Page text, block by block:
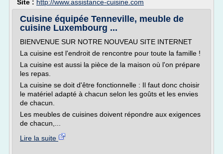
Site : http://www.assistance-cuisine.com
Cuisine équipée Tenneville, meuble de
cuisine Luxembourg ...
BIENVENUE SUR NOTRE NOUVEAU SITE INTERNET
La cuisine est l'endroit de rencontre pour toute la famille !
La cuisine est aussi la pièce de la maison où l'on prépare
les repas.
La cuisine se doit d'être fonctionnelle : Il faut donc choisir
le matériel adapté à chacun selon les goûts et les envies
de chacun.
Les meubles de cuisines doivent répondre aux exigences
de chacun,...
Lire la suite